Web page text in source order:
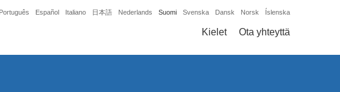
Português Español Italiano 日本語 Nederlands Suomi Svenska Dansk Norsk Íslenska
Kielet Ota yhteyttä